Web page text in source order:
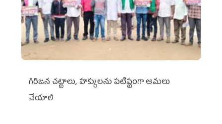
గిరిజన చట్టాలు, హక్కులను పటిష్టంగా అమలు
చేయాలి